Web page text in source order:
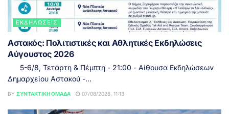
ΕΚΔΗΛΏΣΕΙΣ
Αστακός: Πολιτιστικές και Αθλητικές Εκδηλώσεις
Αύγουστος 2026
5-6/8, Τετάρτη & Πέμπτη - 21:00 - Αίθουσα Εκδηλώσεων
Δημαρχείου Αστακού -...
BY ΣΥΝΤΑΚΤΙΚΉ ΟΜΆΔΑ 07/08/2026, 11:13